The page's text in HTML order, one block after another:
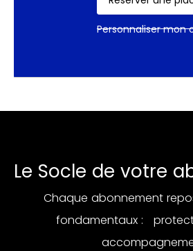
Personnaliser mon
Le Socle de votre
Chaque abonnement
fondamentaux :